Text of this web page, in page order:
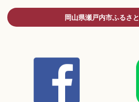
岡山県瀬戸内市ふるさ